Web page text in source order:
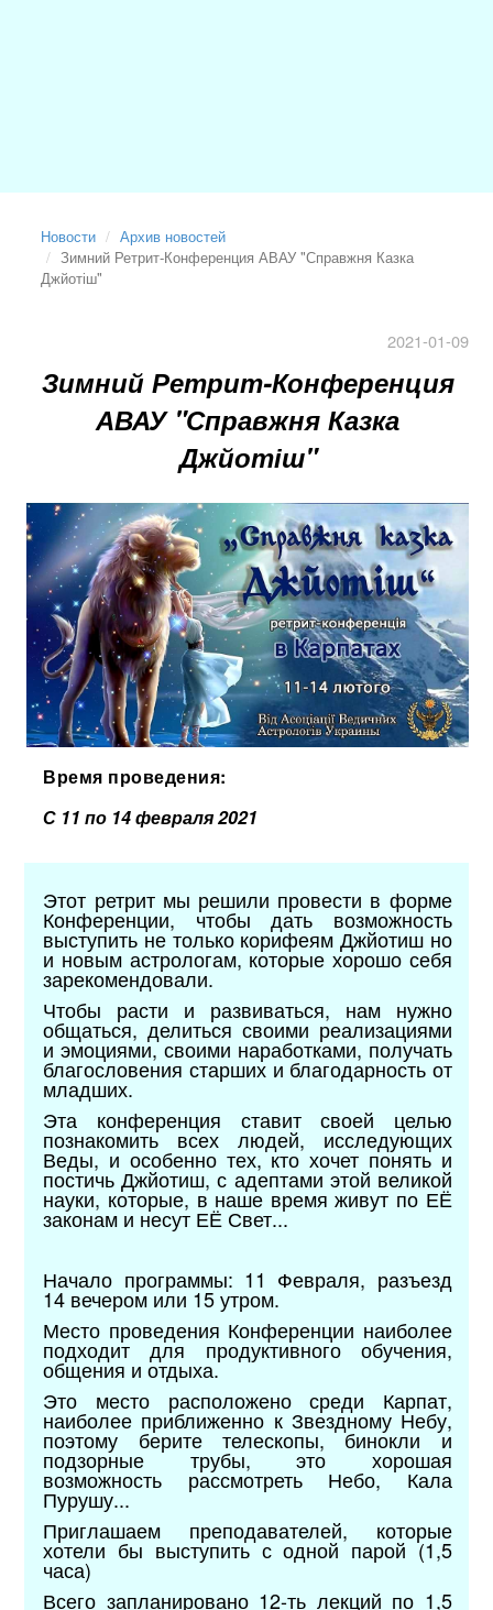
Новости
Архив новостей
Зимний Ретрит-Конференция АВАУ "Справжня Казка
Джйотіш"
2021-01-09
Зимний Ретрит-Конференция
АВАУ "Справжня Казка
Джйотіш"
Время проведения:
С 11 по 14 февраля 2021
Этот ретрит мы решили провести в форме
Конференции, чтобы дать возможность
выступить не только корифеям Джйотиш но
и новым астрологам, которые хорошо себя
зарекомендовали.
Чтобы расти и развиваться, нам нужно
общаться, делиться своими реализациями
и эмоциями, своими наработками, получать
благословения старших и благодарность от
младших.
Эта конференция ставит своей целью
познакомить всех людей, исследующих
Веды, и особенно тех, кто хочет понять и
постичь Джйотиш, с адептами этой великой
науки, которые, в наше время живут по ЕЁ
законам и несут ЕЁ Свет...
Начало программы: 11 Февраля, разъезд
14 вечером или 15 утром.
Место проведения Конференции наиболее
подходит для продуктивного обучения,
общения и отдыха.
Это место расположено среди Карпат,
наиболее приближенно к Звездному Небу,
поэтому берите телескопы, бинокли и
подзорные трубы, это хорошая
возможность рассмотреть Небо, Кала
Пурушу...
Приглашаем преподавателей, которые
хотели бы выступить с одной парой (1,5
часа)
Всего запланировано 12-ть лекций по 1,5